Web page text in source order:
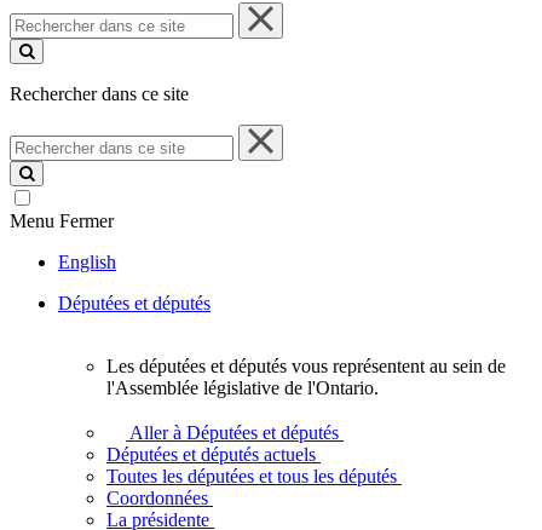
Rechercher
dans
ce
Rechercher dans ce site
Rechercher
dans
ce
site
Menu Fermer
English
Députées et députés
députés
vous
représentent
Les députées et députés vous représentent au sein de
l'Assemblée législative de l'Ontario.
Aller à Députées et députés
Députées et députés actuels
Toutes les députées et tous les députés
Coordonnées
La présidente